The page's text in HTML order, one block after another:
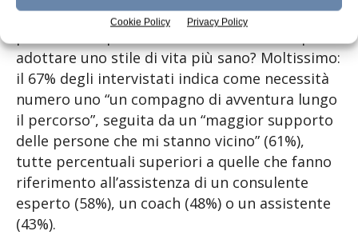
Cookie Policy Privacy Policy
Quanto contano gli affetti, l’emotività e la
adottare uno stile di vita più sano? Moltissimo:
il 67% degli intervistati indica come necessità
numero uno “un compagno di avventura lungo
il percorso”, seguita da un “maggior supporto
delle persone che mi stanno vicino” (61%),
tutte percentuali superiori a quelle che fanno
riferimento all’assistenza di un consulente
esperto (58%), un coach (48%) o un assistente
(43%).